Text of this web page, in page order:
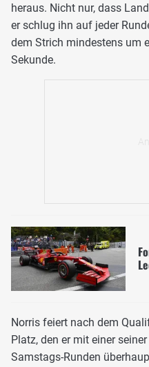
heraus. Nicht nur, dass
er schlug ihn auf jeder
dem Strich mindestens um
Sekunde.
Norris feiert nach dem
Platz, den er mit einer
Samstags-Runden